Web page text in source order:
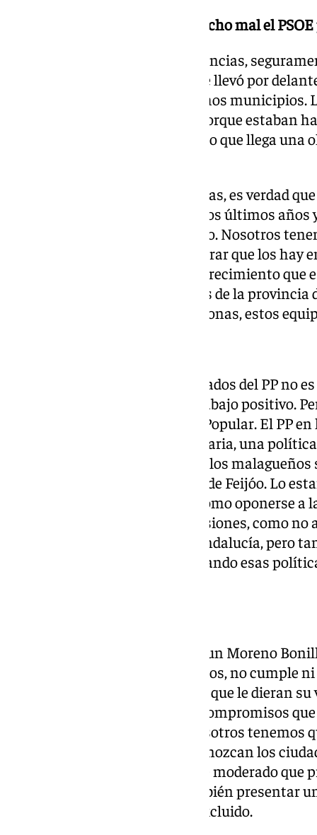
Desde la autocrítica, ¿qué ha hecho mal el
Creo que son muchas circunstancias,
que se vivió el 23 de mayo que se llevó por
funcionando muy bien en muchos municipios.
elecciones de manera injusta porque estaban
buena gestión y en ese momento que llega una
Si vamos a causas más profundas, es verdad
pegado un salto cualitativo en los últimos
no hemos acompasado ese salto. Nosotros
dicho desde el principio, encontrar que los hay
que pueda acompasarse, a ese crecimiento
gente de Málaga, los ciudadanos de la
estas caras, y estos y estas personas, estos
Cuando alguien tiene los resultados del PP no
ha hecho algo y ha hecho un trabajo positivo.
equivocando mucho el Partido Popular. El PP
haciendo una política muy sectaria, una
superponiendo los intereses de los
Partido Popular, a los intereses de Feijóo. Lo
decisiones que está tomando como oponerse
oponerse a la subida de las pensiones, como
es algo muy importante para Andalucía, pero
tenemos que estar ahí denunciando esas
Pues luego tenemos también a un Moreno
está engañando a los malagueños, no cumple
que hizo a los malagueños para que le dieran
tampoco está cumpliendo los compromisos
había asumido con Málaga. Nosotros tenemos
también esas críticas, que la conozcan los
imagen, esa falsa imagen de ese moderado
Bonilla y al mismo tiempo también presentar
Málaga en el que nadie quede excluido.